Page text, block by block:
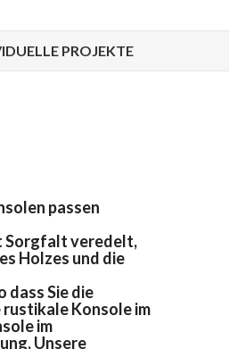
PROJEKTE
passen
Sorgfalt veredelt,
Holzes und die
dass Sie die
rustikale Konsole im
im
Unsere